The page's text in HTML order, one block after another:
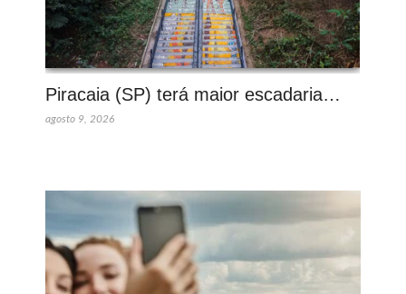
Piracaia (SP) terá maior escadaria…
agosto 9, 2026